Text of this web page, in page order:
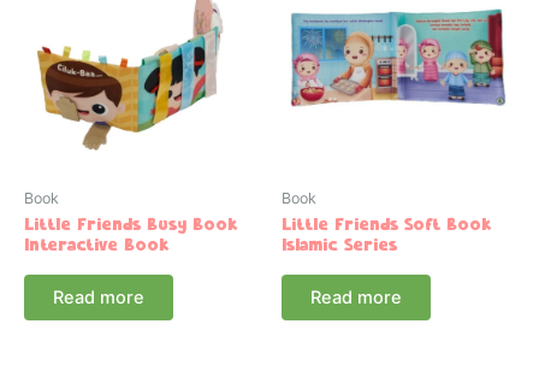
Book
Little Friends Busy Book
Interactive Book
Read more
Book
Little Friends Soft Book
Islamic Series
Read more